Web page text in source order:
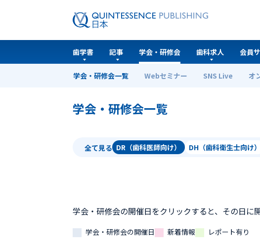
歯学書 記事 学会・研修会
学会・研修会一覧 Webセミナー SNS Live オ
歯科求人 会員
ホーム 学会・研修会一覧
学会・研修会一覧
全て見る DR（歯科医師向け） DH（歯科衛生士向け）
学会・研修会の開催日をクリックすると、その日に
学会・研修会の開催日 新着情報 レポート有り